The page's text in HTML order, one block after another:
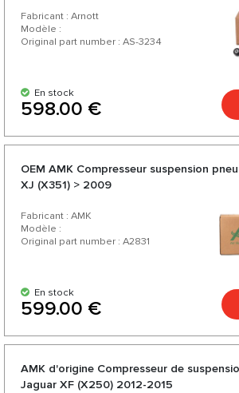
Fabricant : Arnott
Modèle :
Original part number : AS-3234
En stock
598.00 €
OEM AMK Compresseur suspension
XJ (X351) > 2009
Fabricant : AMK
Modèle :
Original part number : А2831
En stock
599.00 €
AMK d'origine Compresseur de
Jaguar XF (X250) 2012-2015